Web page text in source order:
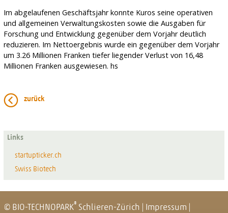
Im abgelaufenen Geschäftsjahr konnte Kuros seine operativen
und allgemeinen Verwaltungskosten sowie die Ausgaben für
Forschung und Entwicklung gegenüber dem Vorjahr deutlich
reduzieren. Im Nettoergebnis wurde ein gegenüber dem Vorjahr
um 3.26 Millionen Franken tiefer liegender Verlust von 16,48
Millionen Franken ausgewiesen. hs
zurück
Links
startupticker.ch
Swiss Biotech
© BIO-TECHNOPARK® Schlieren-Zürich Impressum